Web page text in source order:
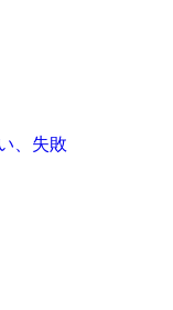
、失敗